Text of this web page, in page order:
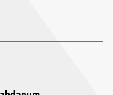
αποτυπώνει την ουσία
σας σε έναν
στιγμή είναι
ακαταμάχητη λαχτάρα